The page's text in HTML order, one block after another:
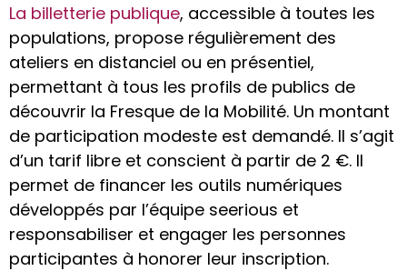
La billetterie publique, accessible à toutes les
populations, propose régulièrement des
ateliers en distanciel ou en présentiel,
permettant à tous les profils de publics de
découvrir la Fresque de la Mobilité. Un montant
de participation modeste est demandé. Il s’agit
d’un tarif libre et conscient à partir de 2 €. Il
permet de financer les outils numériques
développés par l’équipe seerious et
responsabiliser et engager les personnes
participantes à honorer leur inscription.